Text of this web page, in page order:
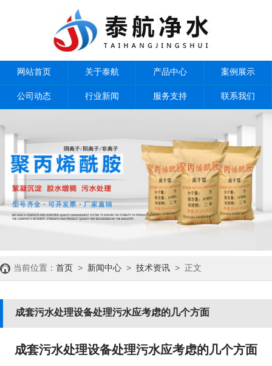
网站首页 关于泰航 产品中心 案例展示
公司动态 行业新闻 服务支持 联系我们
当前位置： 首页 > 新闻中心 > 技术资讯 > 正文
成套污水处理设备处理污水应考虑的几个方面
成套污水处理设备处理污水应考虑的几个方面